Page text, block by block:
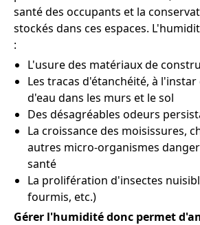
santé des occupants et la
stockés dans ces espaces.
:
L'usure des matériaux de
Les tracas d'étanchéité, à
d'eau dans les murs et le sol
Des désagréables odeurs
La croissance des moisissures,
autres micro-organismes
santé
La prolifération d'insectes
fourmis, etc.)
Gérer l'humidité donc permet